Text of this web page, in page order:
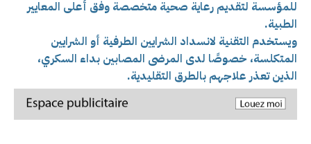
للمؤسسة لتقديم رعاية صحية متخصصة وفق أعلى المعايير
الطبية.
ويستخدم التقنية لانسداد الشرايين الطرفية أو الشرايين
المتكلسة، خصوصًا لدى المرضى المصابين بداء السكري،
الذين تعذر علاجهم بالطرق التقليدية.